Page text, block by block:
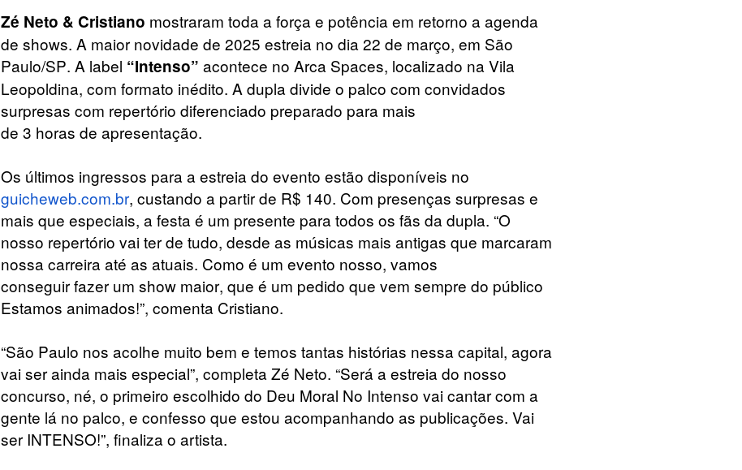
Zé Neto & Cristiano mostraram toda a força e potência em retorno a agenda
de shows. A maior novidade de 2025 estreia no dia 22 de março, em São
Paulo/SP. A label “Intenso” acontece no Arca Spaces, localizado na Vila
Leopoldina, com formato inédito. A dupla divide o palco com convidados
surpresas com repertório diferenciado preparado para mais
de 3 horas de apresentação.
Os últimos ingressos para a estreia do evento estão disponíveis no
guicheweb.com.br, custando a partir de R$ 140. Com presenças surpresas e
mais que especiais, a festa é um presente para todos os fãs da dupla. “O
nosso repertório vai ter de tudo, desde as músicas mais antigas que marcaram
nossa carreira até as atuais. Como é um evento nosso, vamos
conseguir fazer um show maior, que é um pedido que vem sempre do público
Estamos animados!”, comenta Cristiano.
“São Paulo nos acolhe muito bem e temos tantas histórias nessa capital, agora
vai ser ainda mais especial”, completa Zé Neto. “Será a estreia do nosso
concurso, né, o primeiro escolhido do Deu Moral No Intenso vai cantar com a
gente lá no palco, e confesso que estou acompanhando as publicações. Vai
ser INTENSO!”, finaliza o artista.